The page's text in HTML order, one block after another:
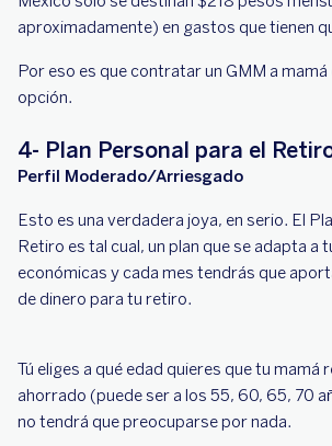
aproximadamente) en gastos que tienen
Por eso es que contratar un GMM a mamá
opción.
4- Plan Personal para el
Perfil Moderado/Arriesgado
Esto es una verdadera joya, en serio. El
Retiro es tal cual, un plan que se adapta a
económicas y cada mes tendrás que
de dinero para tu retiro.
Tú eliges a qué edad quieres que tu mamá
ahorrado (puede ser a los 55, 60, 65, 70
no tendrá que preocuparse por nada.